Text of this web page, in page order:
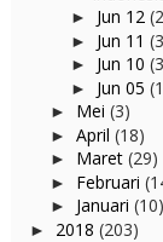
► Jun 12
► Jun 11
► Jun 10
► Jun 05
► Mei (3)
► April (18)
► Maret (29)
► Februari
► Januari (10)
► 2018 (203)